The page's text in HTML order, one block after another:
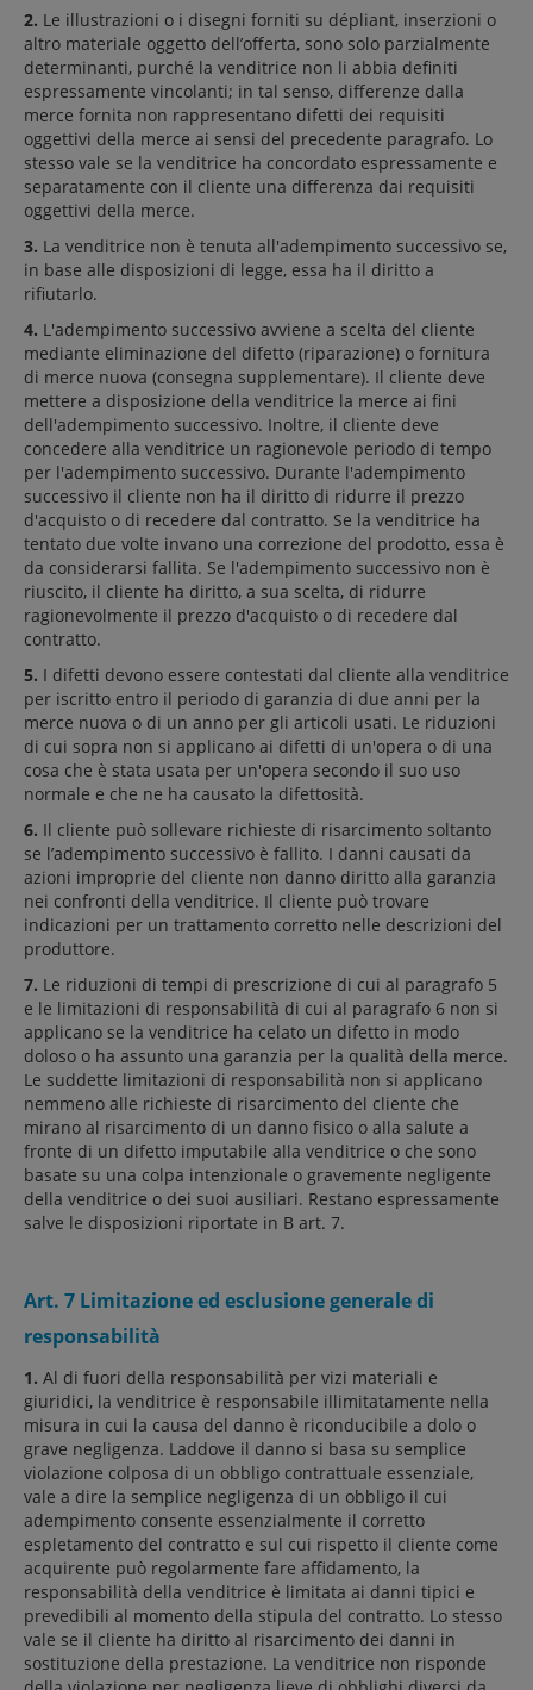
2. Le illustrazioni o i disegni forniti su dépliant, inserzioni o
altro materiale oggetto dell’offerta, sono solo parzialmente
determinanti, purché la venditrice non li abbia definiti
espressamente vincolanti; in tal senso, differenze dalla
merce fornita non rappresentano difetti dei requisiti
oggettivi della merce ai sensi del precedente paragrafo. Lo
stesso vale se la venditrice ha concordato espressamente e
separatamente con il cliente una differenza dai requisiti
oggettivi della merce.
3. La venditrice non è tenuta all'adempimento successivo se,
in base alle disposizioni di legge, essa ha il diritto a
rifiutarlo.
4. L'adempimento successivo avviene a scelta del cliente
mediante eliminazione del difetto (riparazione) o fornitura
di merce nuova (consegna supplementare). Il cliente deve
mettere a disposizione della venditrice la merce ai fini
dell'adempimento successivo. Inoltre, il cliente deve
concedere alla venditrice un ragionevole periodo di tempo
per l'adempimento successivo. Durante l'adempimento
successivo il cliente non ha il diritto di ridurre il prezzo
d'acquisto o di recedere dal contratto. Se la venditrice ha
tentato due volte invano una correzione del prodotto, essa è
da considerarsi fallita. Se l'adempimento successivo non è
riuscito, il cliente ha diritto, a sua scelta, di ridurre
ragionevolmente il prezzo d'acquisto o di recedere dal
contratto.
5. I difetti devono essere contestati dal cliente alla venditrice
per iscritto entro il periodo di garanzia di due anni per la
merce nuova o di un anno per gli articoli usati. Le riduzioni
di cui sopra non si applicano ai difetti di un'opera o di una
cosa che è stata usata per un'opera secondo il suo uso
normale e che ne ha causato la difettosità.
6. Il cliente può sollevare richieste di risarcimento soltanto
se l’adempimento successivo è fallito. I danni causati da
azioni improprie del cliente non danno diritto alla garanzia
nei confronti della venditrice. Il cliente può trovare
indicazioni per un trattamento corretto nelle descrizioni del
produttore.
7. Le riduzioni di tempi di prescrizione di cui al paragrafo 5
e le limitazioni di responsabilità di cui al paragrafo 6 non si
applicano se la venditrice ha celato un difetto in modo
doloso o ha assunto una garanzia per la qualità della merce.
Le suddette limitazioni di responsabilità non si applicano
nemmeno alle richieste di risarcimento del cliente che
mirano al risarcimento di un danno fisico o alla salute a
fronte di un difetto imputabile alla venditrice o che sono
basate su una colpa intenzionale o gravemente negligente
della venditrice o dei suoi ausiliari. Restano espressamente
salve le disposizioni riportate in B art. 7.
Art. 7 Limitazione ed esclusione generale di
responsabilità
1. Al di fuori della responsabilità per vizi materiali e
giuridici, la venditrice è responsabile illimitatamente nella
misura in cui la causa del danno è riconducibile a dolo o
grave negligenza. Laddove il danno si basa su semplice
violazione colposa di un obbligo contrattuale essenziale,
vale a dire la semplice negligenza di un obbligo il cui
adempimento consente essenzialmente il corretto
espletamento del contratto e sul cui rispetto il cliente come
acquirente può regolarmente fare affidamento, la
responsabilità della venditrice è limitata ai danni tipici e
prevedibili al momento della stipula del contratto. Lo stesso
vale se il cliente ha diritto al risarcimento dei danni in
sostituzione della prestazione. La venditrice non risponde